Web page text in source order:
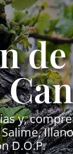
y,
D.O.P.